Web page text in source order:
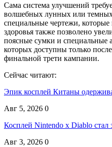
Сама система улучшений
волшебных лунных или
специальные чертежи,
здоровья также позволено
поясные сумки и специальные
которых доступны только
финальной трети кампании.
Сейчас читают:
Эпик косплей Китаны
Авг 5, 2026 0
Косплей Nintendo x Diablo стал
Авг 3, 2026 0